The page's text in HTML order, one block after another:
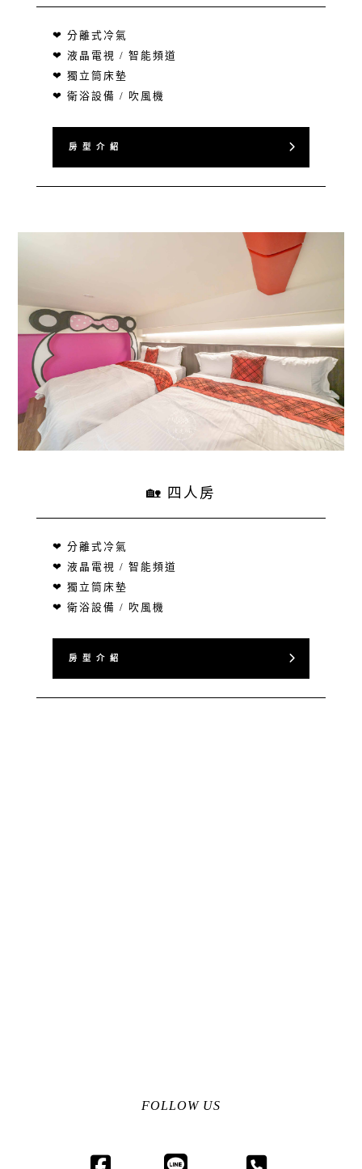
❤ 分離式冷氣
❤ 液晶電視 / 智能頻道
❤ 獨立筒床墊
❤ 衛浴設備 / 吹風機
房 型 介 紹
🏡 四人房
❤ 分離式冷氣
❤ 液晶電視 / 智能頻道
❤ 獨立筒床墊
❤ 衛浴設備 / 吹風機
房 型 介 紹
FOLLOW US